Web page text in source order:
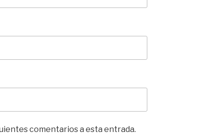
comentarios a esta entrada.